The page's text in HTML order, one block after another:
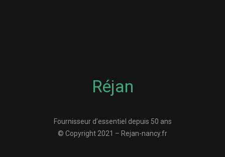
Réjan
Fournisseur d’essentiel depuis 50 ans
© Copyright 2021 – Rejan-nancy.fr